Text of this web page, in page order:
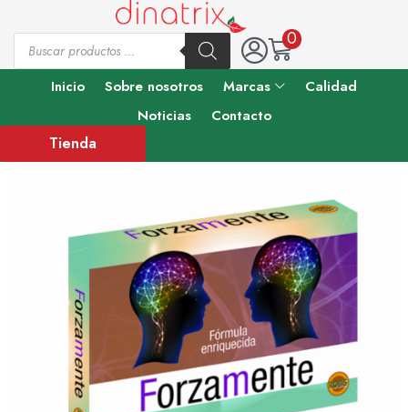
0
Inicio Sobre nosotros Marcas
Calidad
Noticias
Contacto
Tienda